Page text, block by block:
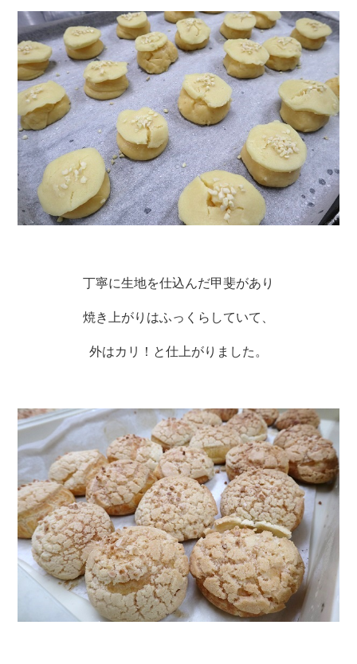
丁寧に生地を仕込んだ甲斐があり
焼き上がりはふっくらしていて、
外はカリ！と仕上がりました。